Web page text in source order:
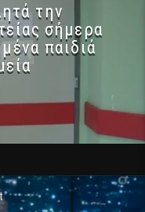
την
σήμερα
παιδιά